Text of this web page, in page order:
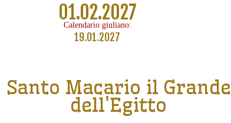
01.02.2027
Calendario giuliano:
19.01.2027
Santo Macario il Grande
dell'Egitto